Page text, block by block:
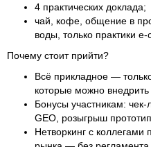
4 практических доклада;
чай, кофе, общение в
воды, только практики e-
Почему стоит прийти?
Всё прикладное —
которые можно внедрить
Бонусы участникам:
GEO, розыгрыш
Нетворкинг с коллегами